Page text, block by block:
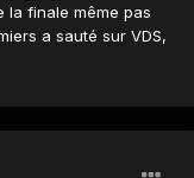
la finale même pas
a sauté sur VDS,